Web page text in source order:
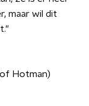
maar wil dit
Hotman)